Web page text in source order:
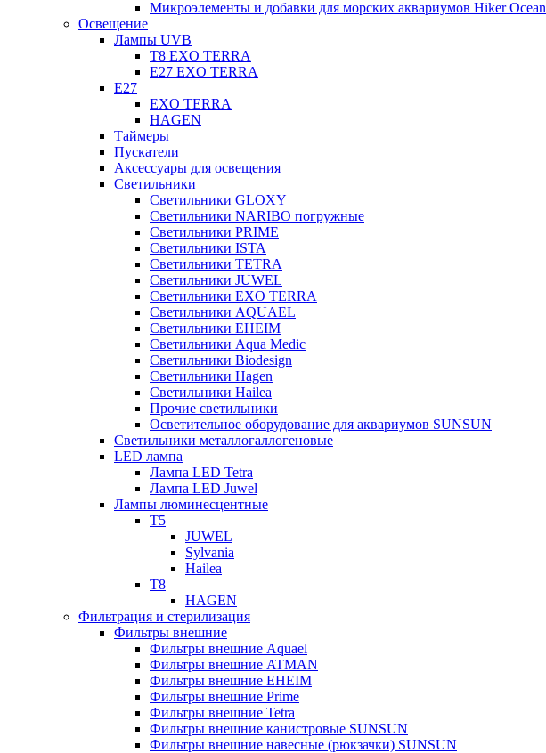
Микроэлементы и добавки для морских аквариумов Hiker Ocean
Освещение
Лампы UVB
Т8 EXO TERRA
Е27 EXO TERRA
Е27
EXO TERRA
HAGEN
Таймеры
Пускатели
Аксессуары для освещения
Светильники
Светильники GLOXY
Светильники NARIBO погружные
Светильники PRIME
Светильники ISTA
Светильники TETRA
Светильники JUWEL
Светильники EXO TERRA
Светильники AQUAEL
Светильники EHEIM
Светильники Aqua Medic
Светильники Biodesign
Светильники Hagen
Светильники Hailea
Прочие светильники
Осветительное оборудование для аквариумов SUNSUN
Светильники металлогаллогеновые
LED лампа
Лампа LED Tetra
Лампа LED Juwel
Лампы люминесцентные
T5
JUWEL
Sylvania
Hailea
T8
HAGEN
Фильтрация и стерилизация
Фильтры внешние
Фильтры внешние Aquael
Фильтры внешние ATMAN
Фильтры внешние EHEIM
Фильтры внешние Prime
Фильтры внешние Tetra
Фильтры внешние канистровые SUNSUN
Фильтры внешние навесные (рюкзачки) SUNSUN